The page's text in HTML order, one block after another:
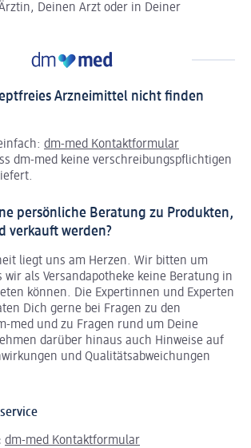
Deinen Arzt oder in Deiner
Arzneimittel nicht finden
dm-med Kontaktformular
dm-med keine verschreibungspflichtigen
persönliche Beratung zu Produkten,
verkauft werden?
liegt uns am Herzen. Wir bitten um
wir als Versandapotheke keine Beratung in
können. Die Expertinnen und Experten
Dich gerne bei Fragen zu den
med und zu Fragen rund um Deine
darüber hinaus auch Hinweise auf
und Qualitätsabweichungen
dm-med Kontaktformular